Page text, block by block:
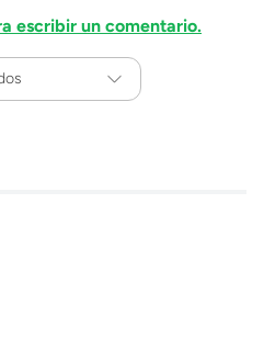
escribir un comentario.